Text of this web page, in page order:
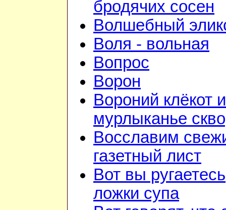
бродячих сосен
Волшебный
Воля - вольная
Вопрос
Ворон
Вороний клёкот и
мурлыканье
Восславим
газетный лист
Вот вы
ложки супа